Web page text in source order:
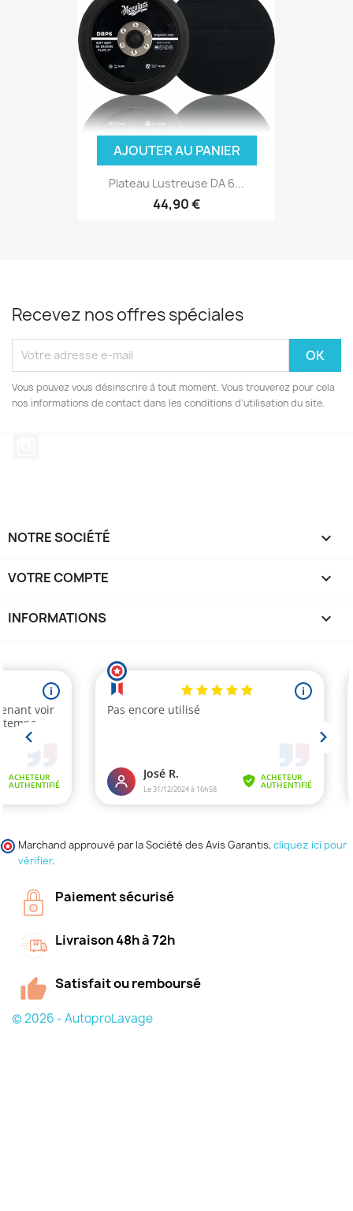
AJOUTER AU PANIER
Plateau Lustreuse DA 6...
44,90 €
Recevez nos offres spéciales
Vous pouvez vous désinscrire à tout moment. Vous trouverez pour cela
nos informations de contact dans les conditions d'utilisation du site.
NOTRE SOCIÉTÉ 
VOTRE COMPTE 
INFORMATIONS keyboard_arrow_down
Marchand approuvé par la Société des Avis Garantis, cliquez ici pour
vérifier.
Paiement sécurisé
Livraison 48h à 72h
Satisfait ou remboursé
© 2026 - AutoproLavage